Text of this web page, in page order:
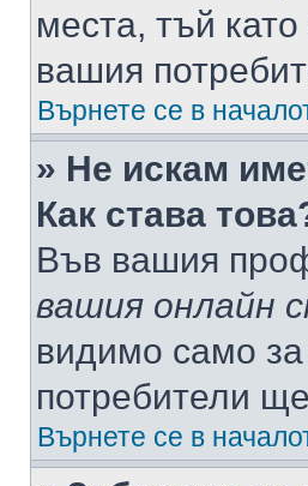
места, тъй
вашия
Върнете се в
» Не искам
Как става
Във вашия
вашия онлайн
видимо само
потребители
Върнете се в